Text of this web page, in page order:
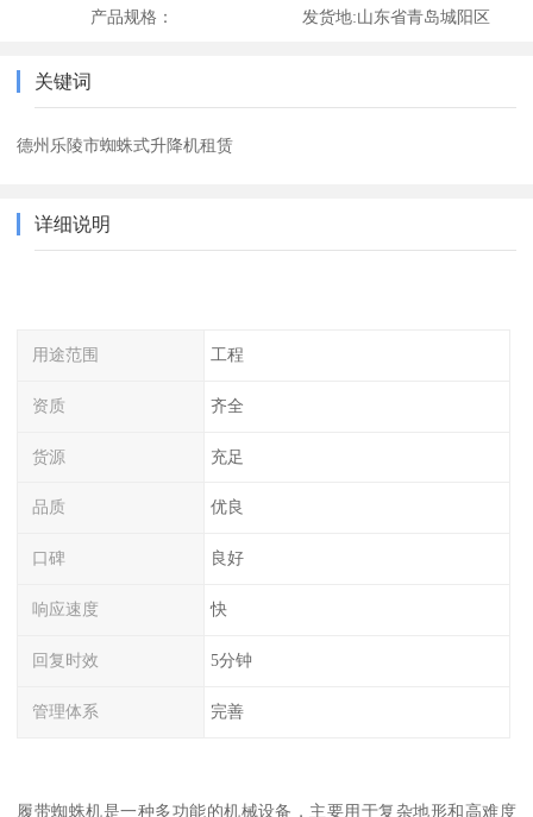
产品规格： 发货地:山东省青岛城阳区
关键词
德州乐陵市蜘蛛式升降机租赁
详细说明
用途范围 工程
资质 齐全
货源 充足
品质 优良
口碑 良好
响应速度 快
回复时效 5分钟
管理体系 完善
履带蜘蛛机是一种多功能的机械设备，主要用于复杂地形和高难度